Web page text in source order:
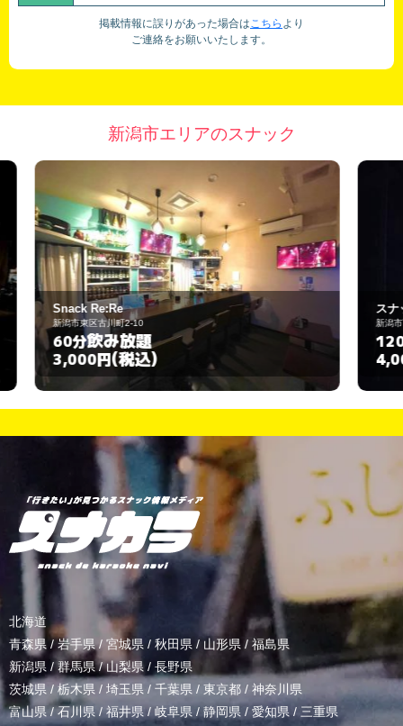
掲載情報に誤りがあった場合はこちら より
ご連絡をお願いいたします。
新潟市エリアのスナック
スナックセブン
新潟市西蒲区岩室温泉970-1
120分飲み放題
4,000円
北海道
青森県 / 岩手県/ 宮城県 / 秋田県 / 山形県/ 福島県
新潟県 /群馬県/山梨県 / 長野県
茨城県 / 栃木県 / 埼玉県 / 千葉県 / 東京都 / 神奈川県
富山県 /石川県/福井県/岐阜県 / 静岡県 / 愛知県 / 三重県